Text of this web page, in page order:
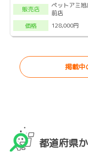
販売店
ペットアミ旭
前店
価格
128,000円
掲載中
都道府県